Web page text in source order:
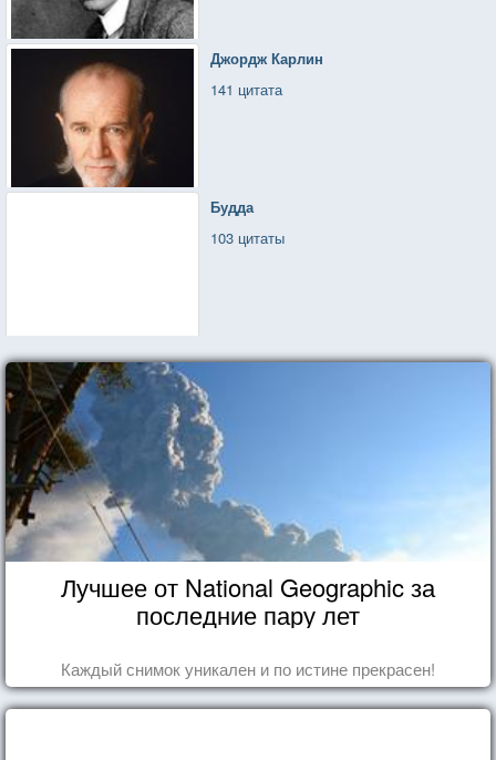
Джордж Карлин
141 цитата
Будда
103 цитаты
Лучшее от National Geographic за
последние пару лет
Каждый снимок уникален и по истине прекрасен!